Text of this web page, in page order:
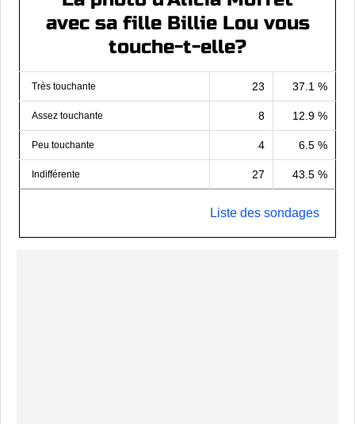
avec sa fille Billie Lou vous
touche-t-elle?
Très touchante 23 37.1 %
Assez touchante 8 12.9 %
Peu touchante 4 6.5 %
Indifférente 27 43.5 %
Liste des sondages